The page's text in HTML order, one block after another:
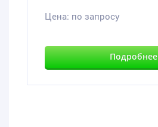
Цена: по запросу
Подробнее